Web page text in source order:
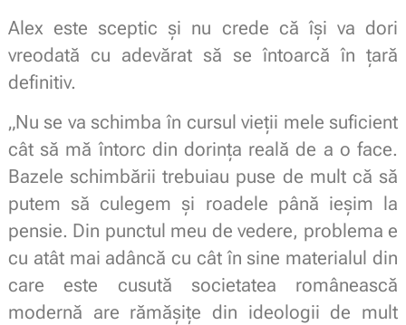
Alex este sceptic și nu crede că își va dori
vreodată cu adevărat să se întoarcă în țară
definitiv.
„Nu se va schimba în cursul vieții mele suficient
cât să mă întorc din dorința reală de a o face.
Bazele schimbării trebuiau puse de mult că să
putem să culegem și roadele până ieșim la
pensie. Din punctul meu de vedere, problema e
cu atât mai adâncă cu cât în sine materialul din
care este cusută societatea românească
modernă are rămășițe din ideologii de mult